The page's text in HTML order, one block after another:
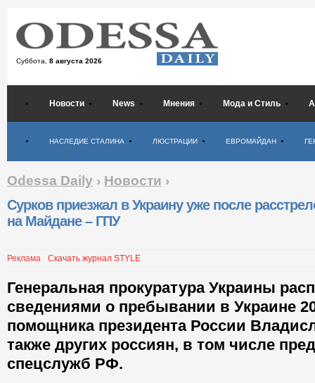
Суббота, 8 августа 2026
Новости News Мнения Мода и Стиль
НАСЛЕДИЕ СТАЛИНА ЛЮСТРАЦИИ ЕВРОМАЙДАН
Odessa Daily › Новости ›
Сурков приезжал в Украину уже после
на Майдане – ГПУ
Реклама Скачать журнал STYLE
Генеральная прокуратура Украины
сведениями о пребывании в Украине
помощника президента России
также других россиян, в том числе
спецслужб РФ.